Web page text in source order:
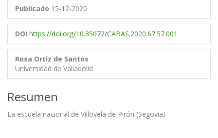
Publicado 15-12-2020
DOI https://doi.org/10.35072/CABAS.2020.67.57.001
Rosa Ortiz de Santos
Universidad de Valladolid
Resumen
La escuela nacional de Villovela de Pirón (Segovia)